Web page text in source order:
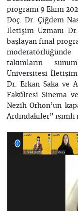
programı 9 Ekim
Doç. Dr. Çiğdem
İletişim Uzmanı
başlayan final
takımların
Üniversitesi İletişim
Dr. Erkan Saka ve
Fakültesi Sinema
Nezih Orhon’un
Ardındakiler” isimli